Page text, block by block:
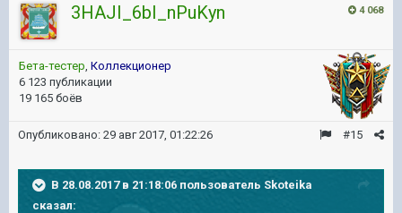
4 068
3HAJI_6bI_nPuKyn
Бета-тестер Коллекционер
6 123 публикации
19 165 боёв
#15
Опубликовано: 29 авг 2017, 01:22:26
В 28.08.2017 в 21:18:06 пользователь Skoteika
сказал: